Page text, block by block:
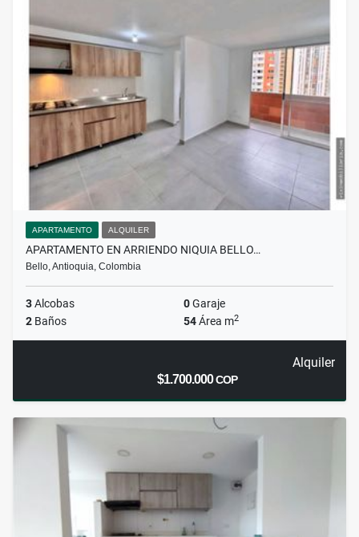
APARTAMENTO ALQUILER
APARTAMENTO EN ARRIENDO NIQUIA BELLO…
Bello, Antioquia, Colombia
3Alcobas 0Garaje
2 Baños 54Área m2
Alquiler
$1.700.000COP